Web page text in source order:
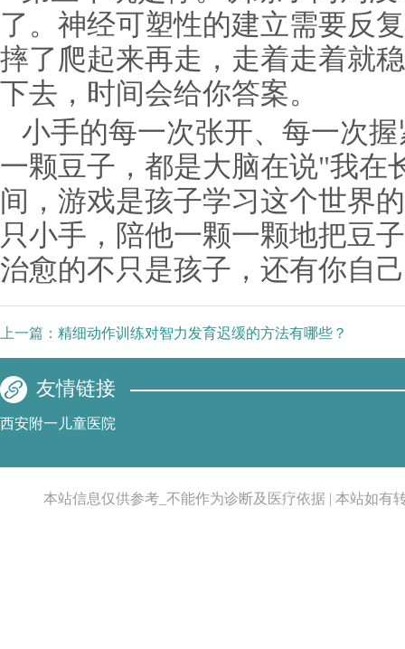
了。神经可塑性的建立需要反
摔了爬起来再走，走着走着就
下去，时间会给你答案。
小手的每一次张开、每一次
一颗豆子，都是大脑在说"我在
间，游戏是孩子学习这个世界
只小手，陪他一颗一颗地把豆
治愈的不只是孩子，还有你自
上一篇： 精细动作训练对智力发育迟缓的方法有哪些？
友情链接
西安附一儿童医院
本站信息仅供参考_不能作为诊断及医疗依据 | 本站如